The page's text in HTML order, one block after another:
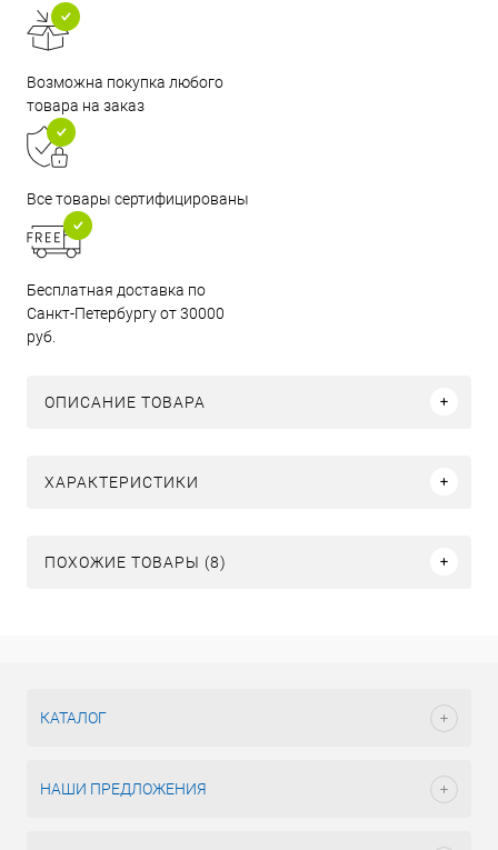
Возможна покупка любого
товара на заказ
Все товары сертифицированы
Бесплатная доставка по
Санкт-Петербургу от 30000
руб.
ОПИСАНИЕ ТОВАРА
ХАРАКТЕРИСТИКИ
ПОХОЖИЕ ТОВАРЫ (8)
КАТАЛОГ
НАШИ ПРЕДЛОЖЕНИЯ